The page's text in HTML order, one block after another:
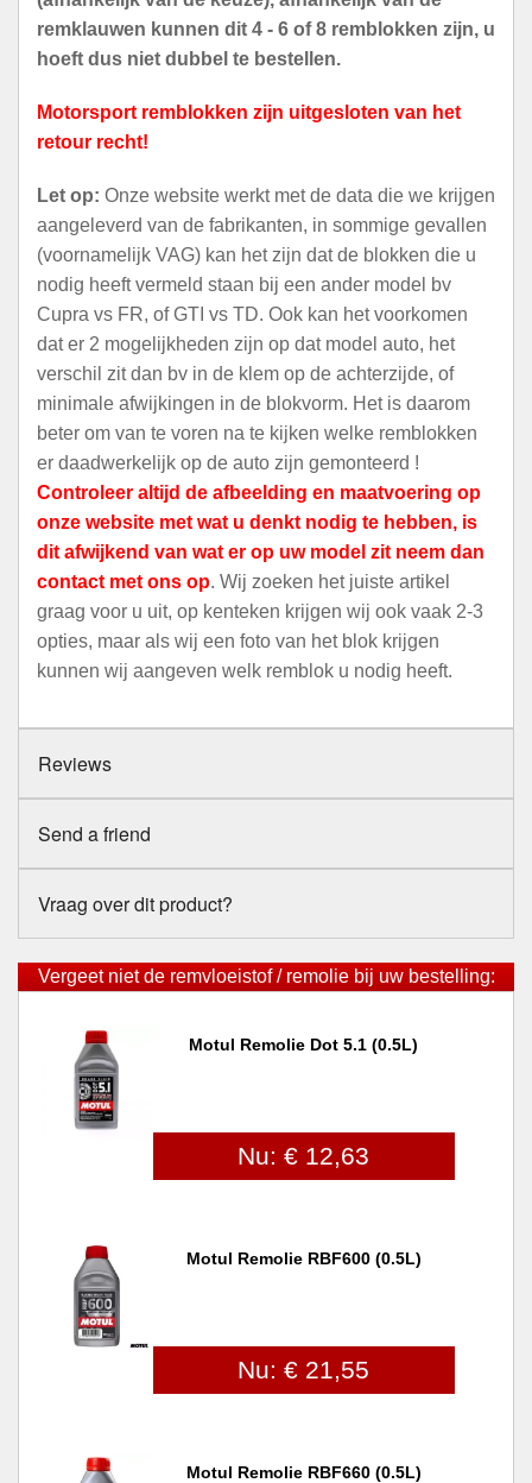
remklauwen kunnen dit 4 - 6 of 8 remblokken zijn, u
hoeft dus niet dubbel te bestellen.
Motorsport remblokken zijn uitgesloten van het
retour recht!
Let op: Onze website werkt met de data die we krijgen
aangeleverd van de fabrikanten, in sommige gevallen
(voornamelijk VAG) kan het zijn dat de blokken die u
nodig heeft vermeld staan bij een ander model bv
Cupra vs FR, of GTI vs TD. Ook kan het voorkomen
dat er 2 mogelijkheden zijn op dat model auto, het
verschil zit dan bv in de klem op de achterzijde, of
minimale afwijkingen in de blokvorm. Het is daarom
beter om van te voren na te kijken welke remblokken
er daadwerkelijk op de auto zijn gemonteerd !
Controleer altijd de afbeelding en maatvoering op
onze website met wat u denkt nodig te hebben, is
dit afwijkend van wat er op uw model zit neem dan
contact met ons op. Wij zoeken het juiste artikel
graag voor u uit, op kenteken krijgen wij ook vaak 2-3
opties, maar als wij een foto van het blok krijgen
kunnen wij aangeven welk remblok u nodig heeft.
Reviews
Send a friend
Vraag over dit product?
Vergeet niet de remvloeistof / remolie bij uw bestelling:
Motul Remolie Dot 5.1 (0.5L)
Nu: € 12,63
Motul Remolie RBF600 (0.5L)
Nu: € 21,55
Motul Remolie RBF660 (0.5L)